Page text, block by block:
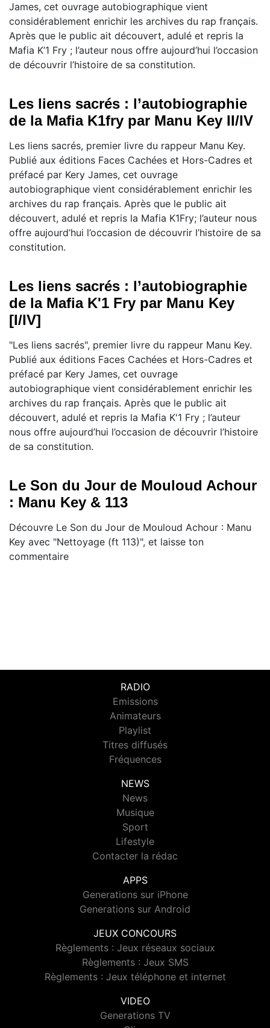
James, cet ouvrage autobiographique vient
considérablement enrichir les archives du rap français.
Après que le public ait découvert, adulé et repris la
Mafia K’1 Fry ; l’auteur nous offre aujourd’hui l’occasion
de découvrir l’histoire de sa constitution.
Les liens sacrés : l’autobiographie
de la Mafia K1fry par Manu Key II/IV
Les liens sacrés, premier livre du rappeur Manu Key.
Publié aux éditions Faces Cachées et Hors-Cadres et
préfacé par Kery James, cet ouvrage
autobiographique vient considérablement enrichir les
archives du rap français. Après que le public ait
découvert, adulé et repris la Mafia K1Fry; l’auteur nous
offre aujourd’hui l’occasion de découvrir l’histoire de sa
constitution.
Les liens sacrés : l’autobiographie
de la Mafia K'1 Fry par Manu Key
[I/IV]
"Les liens sacrés", premier livre du rappeur Manu Key.
Publié aux éditions Faces Cachées et Hors-Cadres et
préfacé par Kery James, cet ouvrage
autobiographique vient considérablement enrichir les
archives du rap français. Après que le public ait
découvert, adulé et repris la Mafia K'1 Fry ; l’auteur
nous offre aujourd’hui l’occasion de découvrir l’histoire
de sa constitution.
Le Son du Jour de Mouloud Achour
: Manu Key & 113
Découvre Le Son du Jour de Mouloud Achour : Manu
Key avec "Nettoyage (ft 113)", et laisse ton
commentaire
RADIO
Emissions
Animateurs
Playlist
Titres diffusés
Fréquences
NEWS
News
Musique
Sport
Lifestyle
Contacter la rédac
APPS
Generations sur iPhone
Generations sur Android
JEUX CONCOURS
Règlements : Jeux réseaux sociaux
Règlements : Jeux SMS
Règlements : Jeux téléphone et internet
VIDEO
Generations TV